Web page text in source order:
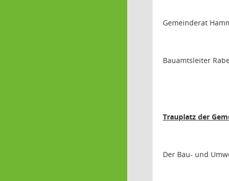
Gemeinderat
Bauamtsleiter
Trauplatz der
Der Bau- und